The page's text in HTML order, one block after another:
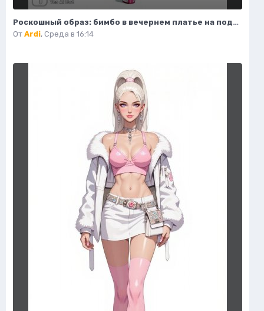
Роскошный образ: бимбо в вечернем платье на подиуме. Генерация из нейронной сети Flux 1
От Ardi, Среда в 16:14